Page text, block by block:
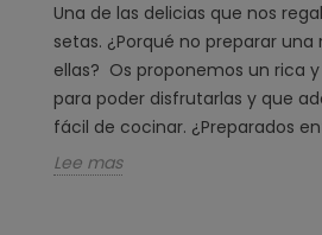
Una de las delicias que nos
setas. ¿Porqué no preparar
ellas? Os proponemos un rica
para poder disfrutarlas y que
fácil de cocinar. ¿Preparados
Lee mas